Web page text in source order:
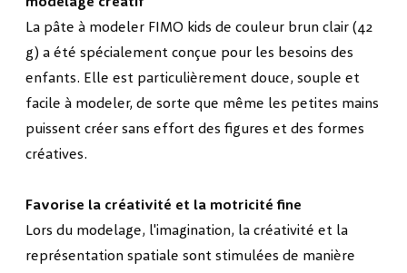
La pâte à modeler FIMO kids de couleur brun clair (42
g) a été spécialement conçue pour les besoins des
enfants. Elle est particulièrement douce, souple et
facile à modeler, de sorte que même les petites mains
puissent créer sans effort des figures et des formes
créatives.
Favorise la créativité et la motricité fine
Lors du modelage, l'imagination, la créativité et la
représentation spatiale sont stimulées de manière